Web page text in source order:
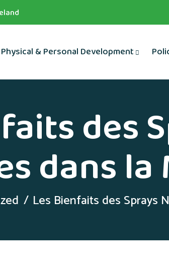
Physical & Personal Development
des
dans
Les Bienfaits des Sprays